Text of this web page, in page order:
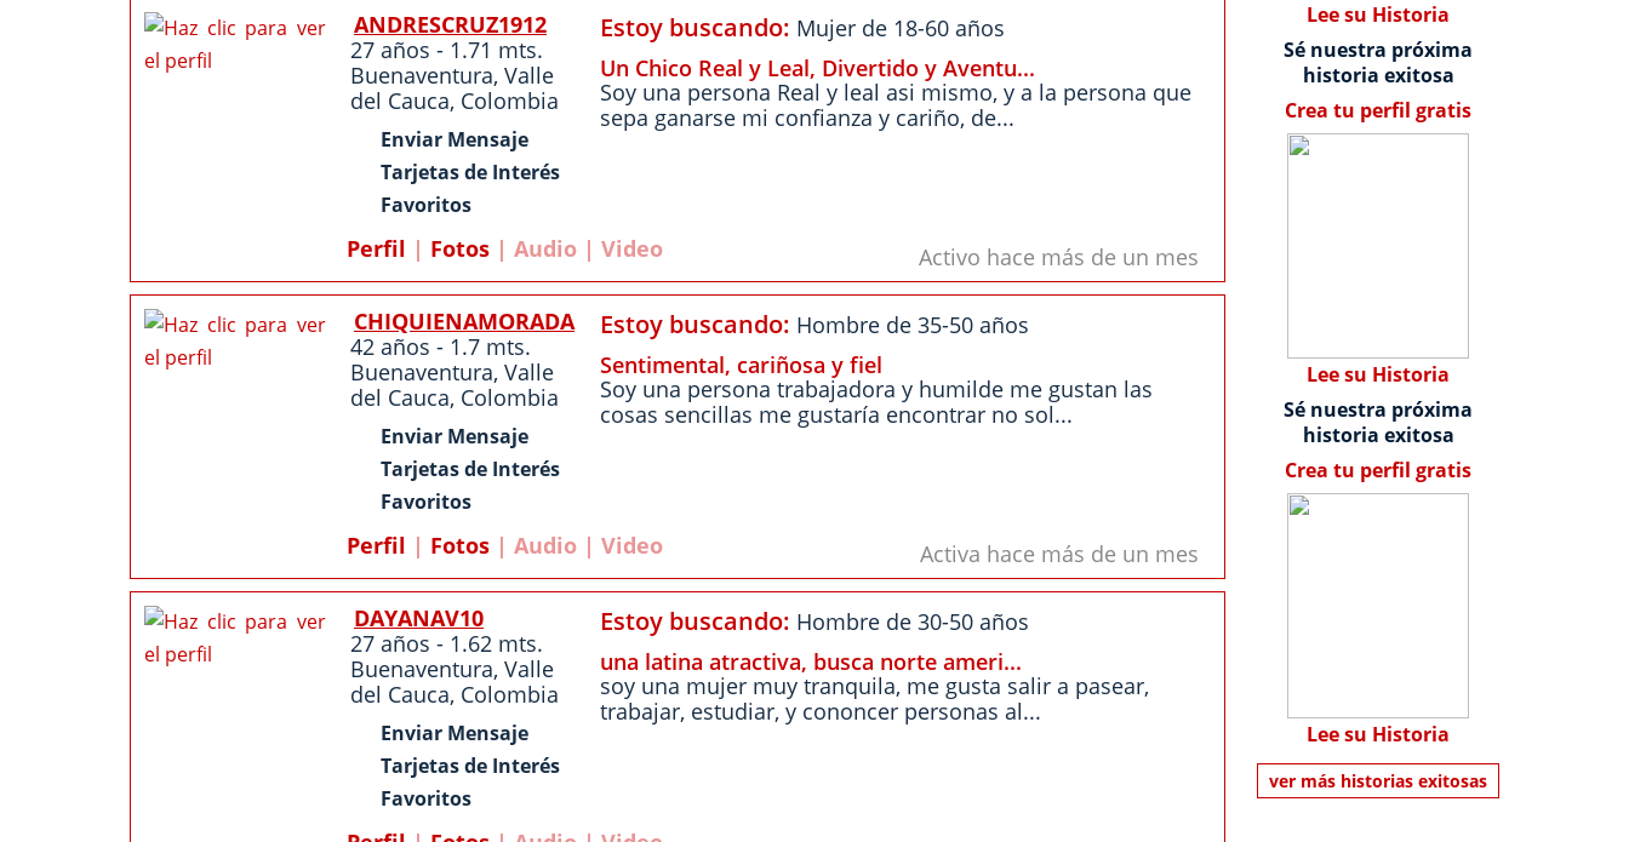
ANDRESCRUZ1912
27 años - 1.71 mts.
Buenaventura, Valle
del Cauca, Colombia
Enviar Mensaje
Tarjetas de Interés
Favoritos
Estoy buscando: Mujer de 18-60 años
Un Chico Real y Leal, Divertido y Aventu...
Soy una persona Real y leal asi mismo, y a la persona que
sepa ganarse mi confianza y cariño, de...
Perfil | Fotos | Audio | Video Activo hace más de un mes
CHIQUIENAMORADA
42 años - 1.7 mts.
Buenaventura, Valle
del Cauca, Colombia
Enviar Mensaje
Tarjetas de Interés
Favoritos
Estoy buscando: Hombre de 35-50 años
Sentimental, cariñosa y fiel
Soy una persona trabajadora y humilde me gustan las
cosas sencillas me gustaría encontrar no sol...
Perfil | Fotos | Audio | Video Activa hace más de un mes
DAYANAV10
27 años - 1.62 mts.
Buenaventura, Valle
del Cauca, Colombia
Enviar Mensaje
Tarjetas de Interés
Favoritos
Estoy buscando: Hombre de 30-50 años
una latina atractiva, busca norte ameri...
soy una mujer muy tranquila, me gusta salir a pasear,
trabajar, estudiar, y cononcer personas al...
Lee su Historia
Sé nuestra próxima
historia exitosa
Crea tu perfil gratis
Lee su Historia
Sé nuestra próxima
historia exitosa
Crea tu perfil gratis
Lee su Historia
ver más historias exitosas